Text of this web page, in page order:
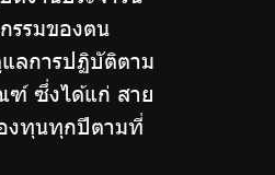
รรมของตน
ลการปฏิบัติตาม
ฑ์ ซึ่งได้แก่ สาย
งทุนทุกปีตามที่